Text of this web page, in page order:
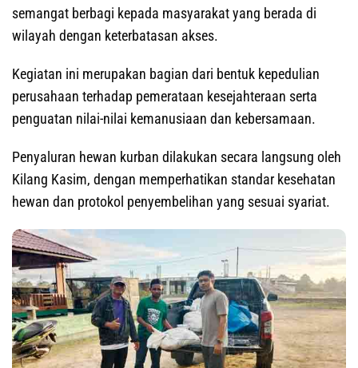
semangat berbagi kepada masyarakat yang berada di
wilayah dengan keterbatasan akses.
Kegiatan ini merupakan bagian dari bentuk kepedulian
perusahaan terhadap pemerataan kesejahteraan serta
penguatan nilai-nilai kemanusiaan dan kebersamaan.
Penyaluran hewan kurban dilakukan secara langsung oleh
Kilang Kasim, dengan memperhatikan standar kesehatan
hewan dan protokol penyembelihan yang sesuai syariat.